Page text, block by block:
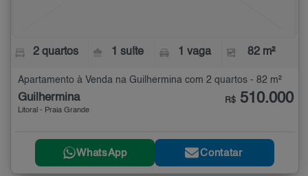
2 quartos 1 suíte 1 vaga 82 m²
Apartamento à Venda na Guilhermina com 2 quartos - 82 m²
Guilhermina
Litoral - Praia Grande
R$ 510.000
WhatsApp Contatar